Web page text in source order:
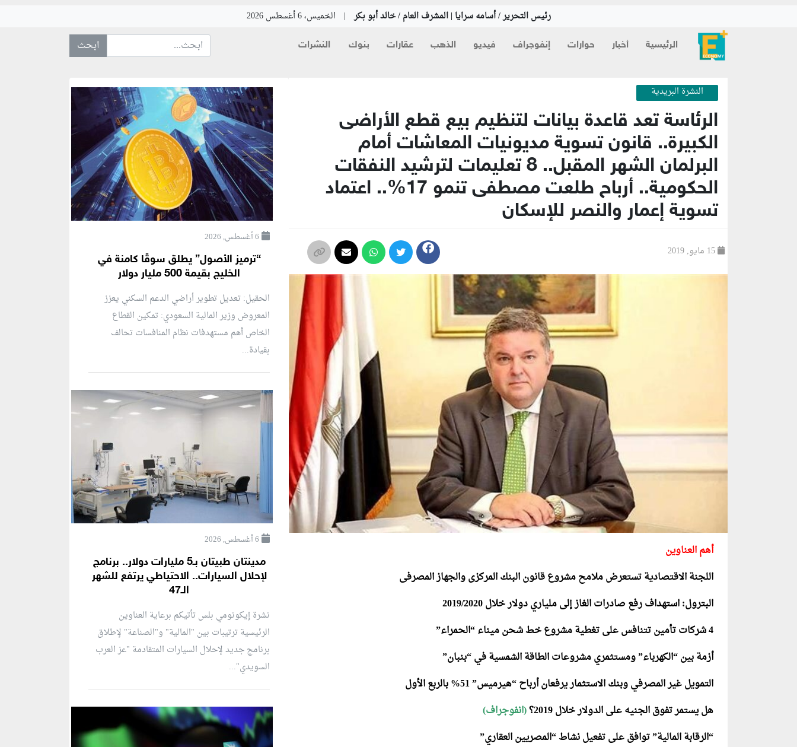
رئيس التحرير / أسامه سرايا | المشرف العام / خالد أبو بكر | الخميس، 6 أغسطس 2026
الرئيسية أخبار حوارات إنفوجراف فيديو الذهب عقارات بنوك النشرات ابحث عن... :
النشرة البريدية
الرئاسة تعد قاعدة بيانات لتنظيم بيع قطع الأراضى
الكبيرة.. قانون تسوية مديونيات المعاشات أمام
البرلمان الشهر المقبل.. 8 تعليمات لترشيد النفقات
الحكومية.. أرباح طلعت مصطفى تنمو 17%.. اعتماد
تسوية إعمار والنصر للإسكان
أهم العناوين
اللجنة الاقتصادية تستعرض ملامح مشروع قانون البنك المركزى والجهاز المصرفى
البترول: استهداف رفع صادرات الغاز إلى ملياري دولار خلال 2019/2020
4 شركات تأمين تتنافس على تغطية مشروع خط شحن ميناء “الحمراء”
أزمة بين “الكهرباء” ومستثمري مشروعات الطاقة الشمسية في “بنبان”
التمويل غير المصرفي وبنك الاستثمار يرفعان أرباح “هيرميس” 51% بالربع الأول
هل يستمر تفوق الجنيه على الدولار خلال 2019؟
(انفوجراف)
“الرقابة المالية” توافق على تفعيل نشاط “المصريين العقاري”
6 أغسطس, 2026
“ترميز الأصول” يطلق سوقًا كامنة في
الخليج بقيمة 500 مليار دولار
الحقيل: تعديل تطوير أراضي الدعم السكني يعزز
المعروض وزير المالية السعودي: تمكين القطاع
الخاص أهم مستهدفات نظام المنافسات تحالف
بقيادة...
6 أغسطس, 2026
مدينتان طبيتان بـ5 مليارات دولار.. برنامج
لإحلال السيارات.. الاحتياطي يرتفع للشهر
الـ47
نشرة إيكونومي بلس تأتيكم برعاية العناوين
الرئيسية ترتيبات بين "المالية" و"الصناعة" لإطلاق
برنامج جديد لإحلال السيارات المتقادمة "عز العرب
السويدي"...